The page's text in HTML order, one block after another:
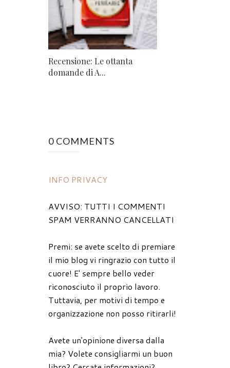
Recensione: Le ottanta
domande di A...
0 COMMENTS
INFO PRIVACY
AVVISO: TUTTI I COMMENTI
SPAM VERRANNO CANCELLATI
Premi: se avete scelto di premiare
il mio blog vi ringrazio con tutto il
cuore! E' sempre bello veder
riconosciuto il proprio lavoro.
Tuttavia, per motivi di tempo e
organizzazione non posso ritirarli!
Avete un'opinione diversa dalla
mia? Volete consigliarmi un buon